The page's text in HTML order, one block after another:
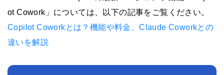
ot Cowork」については、以下の記事をご覧ください。
Copilot Coworkとは？機能や料金、Claude Coworkとの
違いを解説